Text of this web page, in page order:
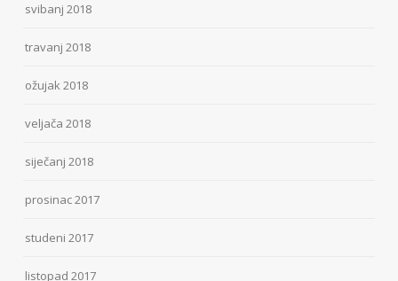
svibanj 2018
travanj 2018
ožujak 2018
veljača 2018
siječanj 2018
prosinac 2017
studeni 2017
listopad 2017